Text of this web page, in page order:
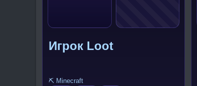
Игрок Loot
⛏️ Minecraft